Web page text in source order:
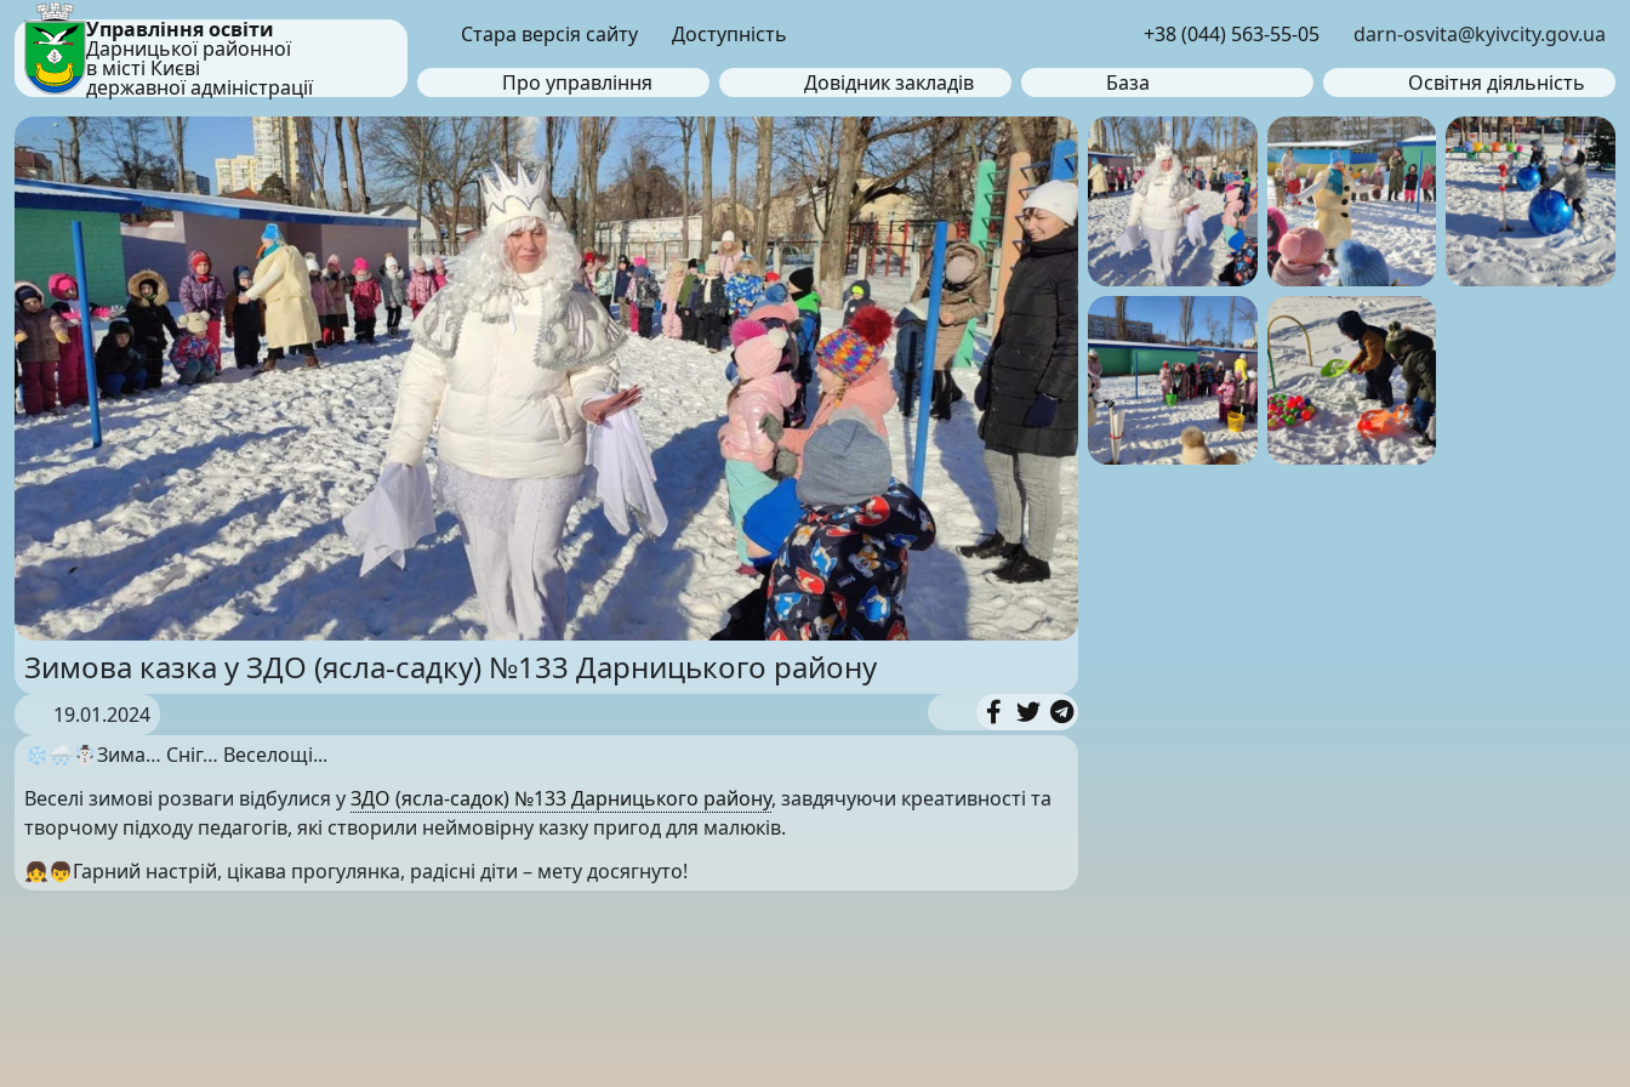
Управління освіти
Дарницької районної
в місті Києві
державної адміністрації
Стара версія сайту Доступність +38 (044) 563-55-05
darn-osvita@kyivcity.gov.ua
Про управління
Довідник закладів База Освітня діяльність
Зимова казка у ЗДО (ясла-садку) №133 Дарницького району
19.01.2024
❄️🌨☃️Зима… Сніг… Веселощі...
Веселі зимові розваги відбулися уЗДО (ясла-садок) №133 Дарницького району, завдячуючи креативності та
творчому підходу педагогів, які створили неймовірну казку пригод для малюків.
👧👦Гарний настрій, цікава прогулянка, радісні діти – мету досягнуто!